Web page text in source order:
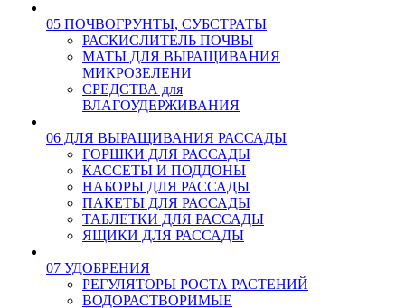
05 ПОЧВОГРУНТЫ, СУБСТРАТЫ
РАСКИСЛИТЕЛЬ ПОЧВЫ
МАТЫ ДЛЯ ВЫРАЩИВАНИЯ
МИКРОЗЕЛЕНИ
СРЕДСТВА для
ВЛАГОУДЕРЖИВАНИЯ
06 ДЛЯ ВЫРАЩИВАНИЯ РАССАДЫ
ГОРШКИ ДЛЯ РАССАДЫ
КАССЕТЫ И ПОДДОНЫ
НАБОРЫ ДЛЯ РАССАДЫ
ПАКЕТЫ ДЛЯ РАССАДЫ
ТАБЛЕТКИ ДЛЯ РАССАДЫ
ЯЩИКИ ДЛЯ РАССАДЫ
07 УДОБРЕНИЯ
РЕГУЛЯТОРЫ РОСТА РАСТЕНИЙ
ВОДОРАСТВОРИМЫЕ